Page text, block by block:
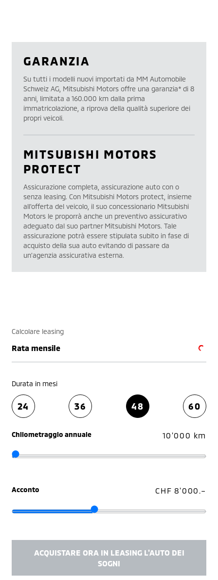
GARANZIA
Su tutti i modelli nuovi importati da MM Automobile
Schweiz AG, Mitsubishi Motors offre una garanzia* di 8
anni, limitata a 160.000 km dalla prima
immatricolazione, a riprova della qualità superiore dei
propri veicoli.
MITSUBISHI MOTORS
PROTECT
Assicurazione completa, assicurazione auto con o
senza leasing. Con Mitsubishi Motors protect, insieme
all’offerta del veicolo, il suo concessionario Mitsubishi
Motors le proporrà anche un preventivo assicurativo
adeguato dal suo partner Mitsubishi Motors. Tale
assicurazione potrà essere stipulata subito in fase di
acquisto della sua auto evitando di passare da
un’agenzia assicurativa esterna.
Calcolare leasing
Rata mensile
Durata in mesi
24 36 48 60
Chilometraggio annuale 10'000 km
Acconto CHF 8'000.–
ACQUISTARE ORA IN LEASING L'AUTO DEI
SOGNI